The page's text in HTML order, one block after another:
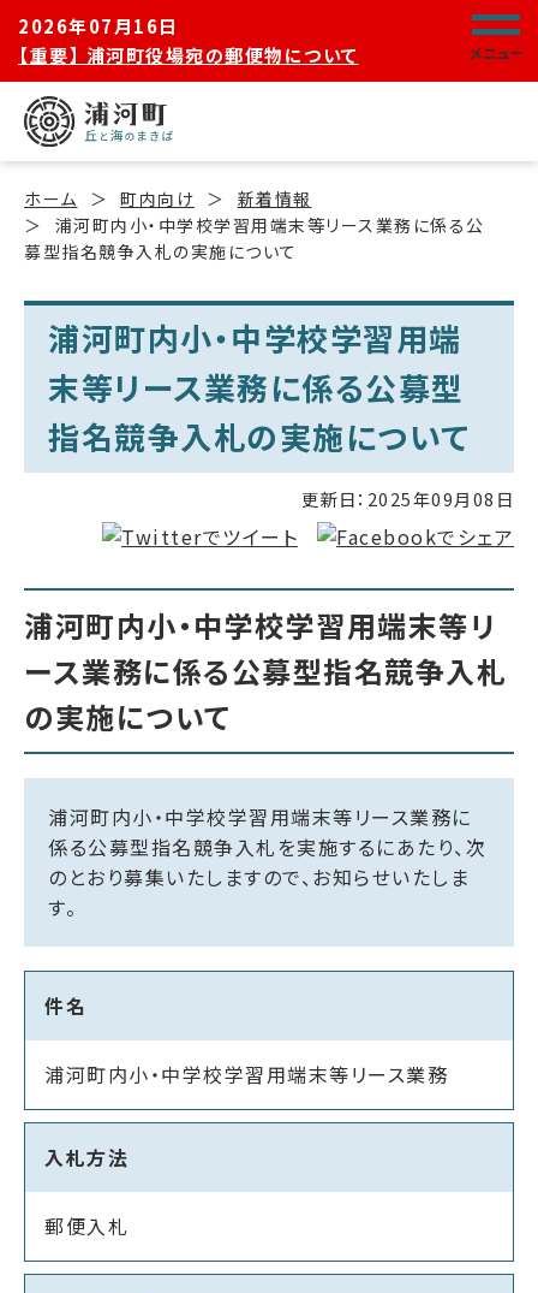
2026年07月16日
【重要】 浦河町役場宛の郵便物について
メニュー
ホーム 町内向け
新着情報
浦河町内小・中学校学習用端末等リース業務に係る公
募型指名競争入札の実施について
浦河町内小・中学校学習用端
末等リース業務に係る公募型
指名競争入札の実施について
更新日： 2025年09月08日
浦河町内小・中学校学習用端末等リ
ース業務に係る公募型指名競争入札
の実施について
浦河町内小・中学校学習用端末等リース業務に
係る公募型指名競争入札を実施するにあたり、次
のとおり募集いたしますので、お知らせいたしま
す。
件名
浦河町内小・中学校学習用端末等リース業務
入札方法
郵便入札